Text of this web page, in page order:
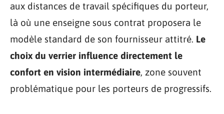
aux distances de travail spécifiques du porteur,
là où une enseigne sous contrat proposera le
modèle standard de son fournisseur attitré. Le
choix du verrier influence directement le
confort en vision intermédiaire, zone souvent
problématique pour les porteurs de progressifs.